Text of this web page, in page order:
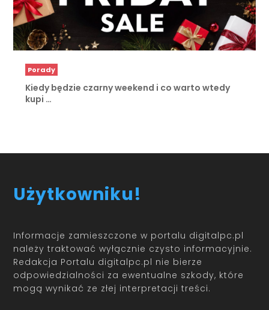
Porady
Kiedy będzie czarny weekend i co warto wtedy
kupi …
Użytkowniku!
Informacje zamieszczone w portalu digitalpc.pl
należy traktować wyłącznie czysto informacyjnie.
Redakcja Portalu digitalpc.pl nie bierze
odpowiedzialności za ewentualne szkody, które
mogą wynikać ze złej interpretacji treści.